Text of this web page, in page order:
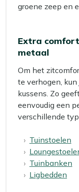
groene zeep en
Extra
metaal
Om het
te verhogen,
kussens. Zo
eenvoudig een
verschillende
Tuinstoelen
Tuinbanken
Ligbedden